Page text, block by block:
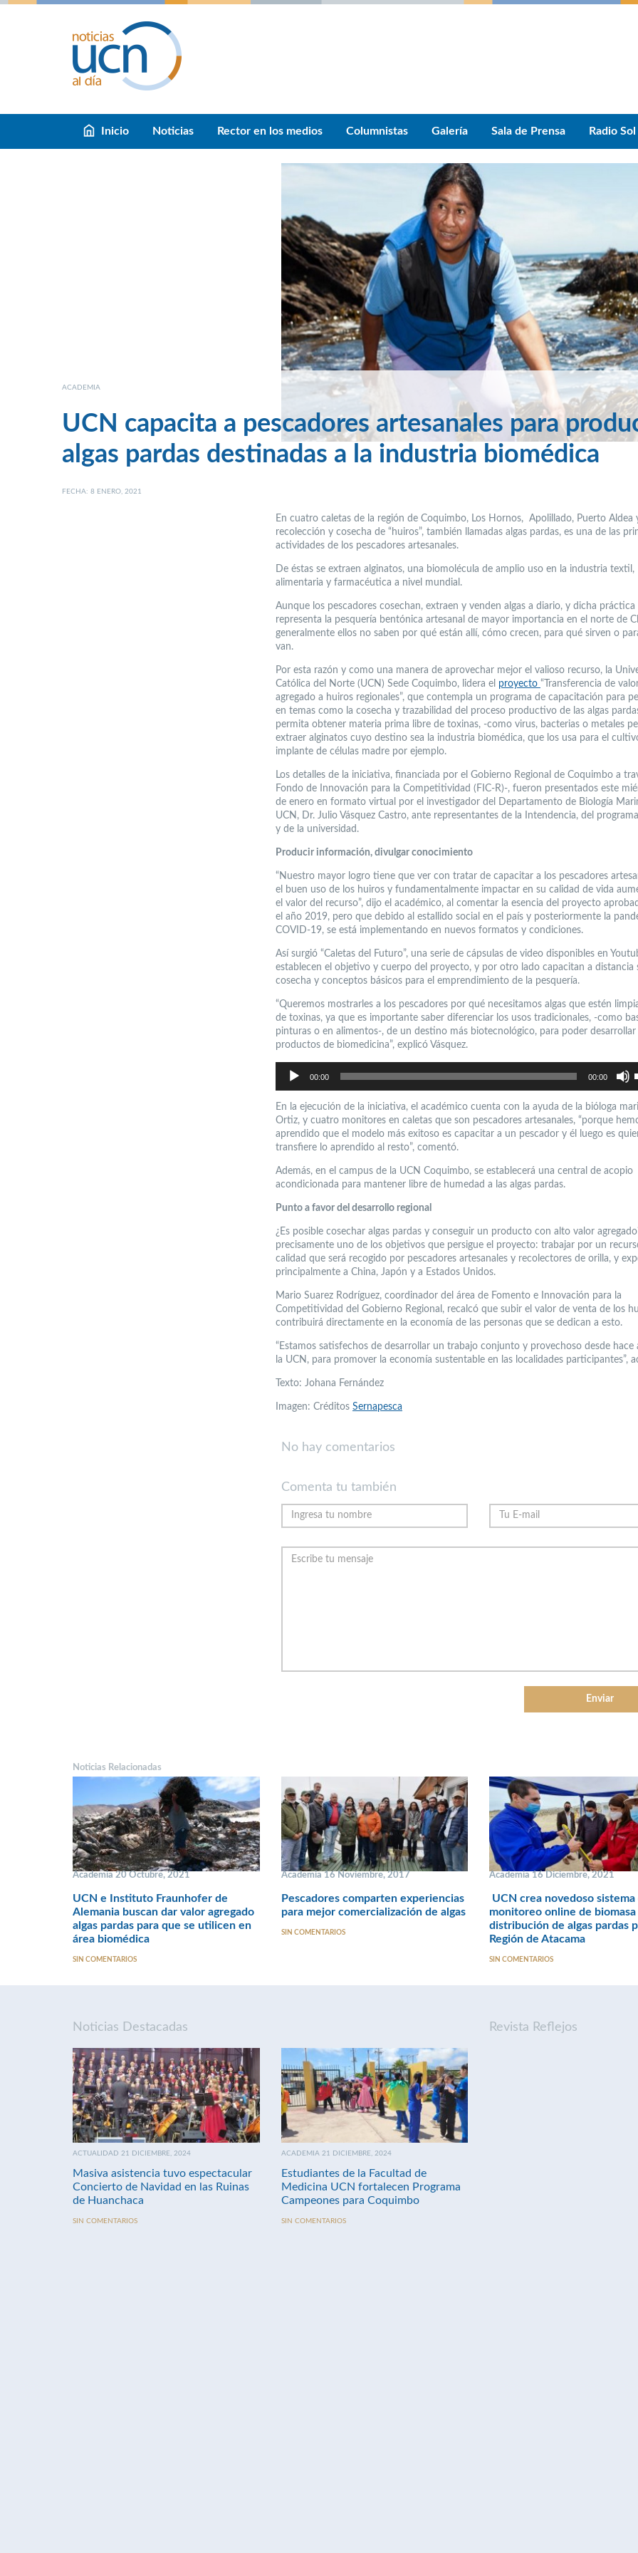
Inicio Noticias Rector en los medios Columnistas Galería Sala de Prensa Radio Sol
ACADEMIA
UCN capacita a pescadores artesanales para
algas pardas destinadas a la industria biomédica
FECHA: 8 ENERO, 2021
En cuatro caletas de la región de Coquimbo, Los Hornos, Apolillado, Puerto Aldea
recolección y cosecha de “huiros”, también llamadas algas pardas, es una de las
actividades de los pescadores artesanales.
De éstas se extraen alginatos, una biomolécula de amplio uso en la industria textil,
alimentaria y farmacéutica a nivel mundial.
Aunque los pescadores cosechan, extraen y venden algas a diario, y dicha práctica
representa la pesquería bentónica artesanal de mayor importancia en el norte de
generalmente ellos no saben por qué están allí, cómo crecen, para qué sirven o
van.
Por esta razón y como una manera de aprovechar mejor el valioso recurso, la
Católica del Norte (UCN) Sede Coquimbo, lidera el proyecto “Transferencia de
agregado a huiros regionales”, que contempla un programa de capacitación para
en temas como la cosecha y trazabilidad del proceso productivo de las algas
permita obtener materia prima libre de toxinas, -como virus, bacterias o metales
extraer alginatos cuyo destino sea la industria biomédica, que los usa para el
implante de células madre por ejemplo.
Los detalles de la iniciativa, financiada por el Gobierno Regional de Coquimbo a
Fondo de Innovación para la Competitividad (FIC-R)-, fueron presentados este
de enero en formato virtual por el investigador del Departamento de Biología
UCN, Dr. Julio Vásquez Castro, ante representantes de la Intendencia, del
y de la universidad.
Producir información, divulgar conocimiento
“Nuestro mayor logro tiene que ver con tratar de capacitar a los pescadores
el buen uso de los huiros y fundamentalmente impactar en su calidad de vida
el valor del recurso”, dijo el académico, al comentar la esencia del proyecto
el año 2019, pero que debido al estallido social en el país y posteriormente la
COVID-19, se está implementando en nuevos formatos y condiciones.
Así surgió “Caletas del Futuro”, una serie de cápsulas de video disponibles en
establecen el objetivo y cuerpo del proyecto, y por otro lado capacitan a distancia
cosecha y conceptos básicos para el emprendimiento de la pesquería.
“Queremos mostrarles a los pescadores por qué necesitamos algas que estén
de toxinas, ya que es importante saber diferenciar los usos tradicionales, -como
pinturas o en alimentos-, de un destino más biotecnológico, para poder desarrollar
productos de biomedicina”, explicó Vásquez.
audio
00:00 00:00
En la ejecución de la iniciativa, el académico cuenta con la ayuda de la bióloga
Ortiz, y cuatro monitores en caletas que son pescadores artesanales, “porque
aprendido que el modelo más exitoso es capacitar a un pescador y él luego es
transfiere lo aprendido al resto”, comentó.
Además, en el campus de la UCN Coquimbo, se establecerá una central de acopio
acondicionada para mantener libre de humedad a las algas pardas.
Punto a favor del desarrollo regional
¿Es posible cosechar algas pardas y conseguir un producto con alto valor
precisamente uno de los objetivos que persigue el proyecto: trabajar por un
calidad que será recogido por pescadores artesanales y recolectores de orilla, y
principalmente a China, Japón y a Estados Unidos.
Mario Suarez Rodríguez, coordinador del área de Fomento e Innovación para la
Competitividad del Gobierno Regional, recalcó que subir el valor de venta de los
contribuirá directamente en la economía de las personas que se dedican a esto.
“Estamos satisfechos de desarrollar un trabajo conjunto y provechoso desde hace
la UCN, para promover la economía sustentable en las localidades participantes”,
Texto: Johana Fernández
Imagen: Créditos Sernapesca
No hay comentarios
Comenta tu también
Noticias Relacionadas
Academia 20 Octubre, 2021
UCN e Instituto Fraunhofer de
Alemania buscan dar valor agregado
algas pardas para que se utilicen en
área biomédica
SIN COMENTARIOS
Academia 16 Noviembre, 2017
Pescadores comparten experiencias
para mejor comercialización de algas
SIN COMENTARIOS
Academia 16 Diciembre, 2021
UCN crea novedoso sistema
monitoreo online de biomasa
distribución de algas pardas
Región de Atacama
SIN COMENTARIOS
Noticias Destacadas
ACTUALIDAD 21 DICIEMBRE, 2024
Masiva asistencia tuvo espectacular
Concierto de Navidad en las Ruinas
de Huanchaca
SIN COMENTARIOS
ACADEMIA 21 DICIEMBRE, 2024
Estudiantes de la Facultad de
Medicina UCN fortalecen Programa
Campeones para Coquimbo
SIN COMENTARIOS
Revista Reflejos